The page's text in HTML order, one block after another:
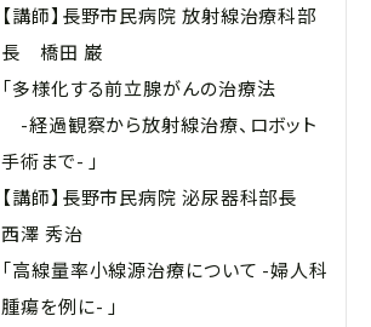
【講師】長野市民病院 放射線治療科部
長 橋田 巌
「多様化する前立腺がんの治療法
-経過観察から放射線治療、ロボット
手術まで- 」
【講師】長野市民病院 泌尿器科部長
西澤 秀治
「高線量率小線源治療について -婦人科
腫瘍を例に- 」